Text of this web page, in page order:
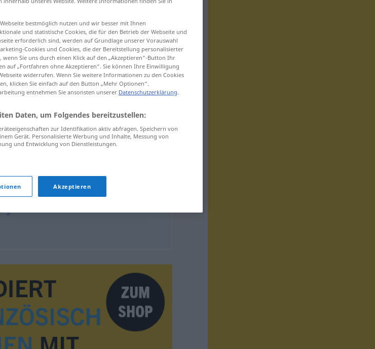
Pessimismus
bestmöglich nutzen und wir besser mit Ihnen
und statistische Cookies, die für den Betrieb der Webseite und
erforderlich sind, werden auf Grundlage unserer Vorauswahl
Cookies und Cookies, die der Bereitstellung personalisierter
Sie uns durch einen Klick auf den „Akzeptieren“-Button Ihr
auf „Fortfahren ohne Akzeptieren“. Sie können Ihre Einwilligung
widerrufen. Wenn Sie weitere Informationen zu den Cookies
klicken Sie einfach auf den Button „Mehr Optionen“.
entnehmen Sie ansonsten unserer Datenschutzerklärung.
Daten, um Folgendes bereitzustellen:
zur Identifikation aktiv abfragen. Speichern von
Gerät. Personalisierte Werbung und Inhalte, Messung von
und Entwicklung von Dienstleistungen.
Akzeptieren